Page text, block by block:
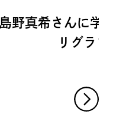
書きの魅力とカ
世...